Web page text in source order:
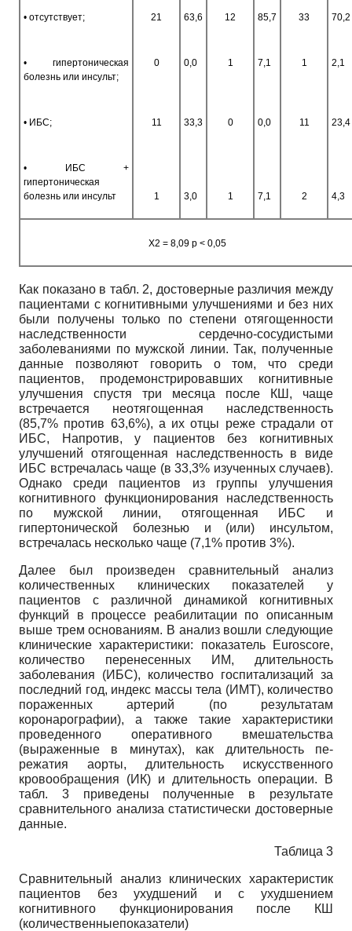
• отсутствует; 21 63,6 12 85,7 33 70,2
• гипертоническая
болезнь или инсульт;
0 0,0 1 7,1 1 2,1
• ИБС; 11 33,3 0 0,0 11 23,4
• ИБС +
гипертоническая
болезнь или инсульт
1 3,0 1 7,1 2 4,3
Х2 = 8,09 p < 0,05
Как показано в табл. 2, достоверные различия между
пациентами с когнитивными улучшениями и без них
были получены только по степени отягощенности
наследственности сердечно-сосудистыми
заболеваниями по мужской линии. Так, полученные
данные позволяют говорить о том, что среди
пациентов, продемонстрировавших когнитивные
улучшения спустя три месяца после КШ, чаще
встречается неотягощенная наследственность
(85,7% против 63,6%), а их отцы реже страдали от
ИБС, Напротив, у пациентов без когнитивных
улучшений отягощенная наследственность в виде
ИБС встречалась чаще (в 33,3% изученных случаев).
Однако среди пациентов из группы улучшения
когнитивного функционирования наследственность
по мужской линии, отягощенная ИБС и
гипертонической болезнью и (или) инсультом,
встречалась несколько чаще (7,1% против 3%).
Далее был произведен сравнительный анализ
количественных клинических показателей у
пациентов с различной динамикой когнитивных
функций в процессе реабилитации по описанным
выше трем основаниям. В анализ вошли следующие
клинические характеристики: показатель Euroscore,
количество перенесенных ИМ, длительность
заболевания (ИБС), количество госпитализаций за
последний год, индекс массы тела (ИМТ), количество
пораженных артерий (по результатам
коронарографии), а также такие характеристики
проведенного оперативного вмешательства
(выраженные в минутах), как длительность пе­
режатия аорты, длительность искусственного
кровообращения (ИК) и длительность операции. В
табл. 3 приведены полученные в результате
сравнительного анализа статистически достоверные
данные.
Таблица 3
Сравнительный анализ клинических характеристик
пациентов без ухудшений и с ухудшением
когнитивного функционирования после КШ
(количественныепоказатели)